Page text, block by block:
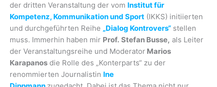
der dritten Veranstaltung der vom Institut für
Kompetenz, Kommunikation und Sport (IKKS) initiierten
und durchgeführten Reihe „Dialog Kontrovers“ stellen
muss. Immerhin haben mir Prof. Stefan Busse, als Leiter
der Veranstaltungsreihe und Moderator Marios
Karapanos die Rolle des „Konterparts“ zu der
renommierten Journalistin Ine